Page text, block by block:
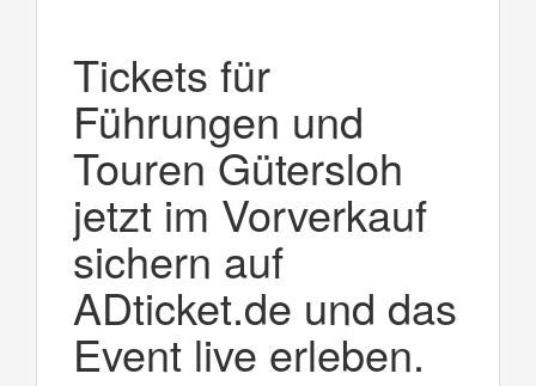
Tickets für
Führungen und
Touren Gütersloh
jetzt im Vorverkauf
sichern auf
ADticket.de und das
Event live erleben.